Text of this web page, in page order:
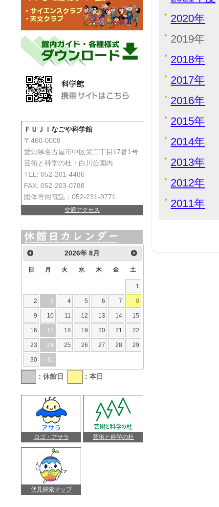
2020年
2019年
2018年
2017年
2016年
2015年
2014年
2013年
2012年
2011年
ＦＵＪＩなごや科学館
〒460-0008
愛知県名古屋市中区栄二丁目17番1号
芸術と科学の杜・白川公園内
TEL: 052-201-4486
FAX: 052-203-0788
団体専用電話：052-231-9771
交通アクセス
2026年8月
日 月 火 水 木 金 土
1
2 3 4 5 6 7 8
9 10 11 12 13 14 15
16 17 18 19 20 21 22
23 24 25 26 27 28 29
30 31
：休館日 ：本日
ロゴ・アサラ 芸術と科学の杜
伏見探索マップ